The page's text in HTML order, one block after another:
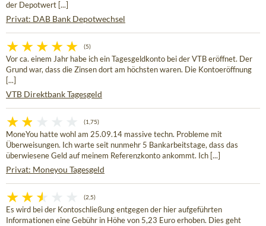
der Depotwert [...]
Privat: DAB Bank Depotwechsel
(5)
Vor ca. einem Jahr habe ich ein Tagesgeldkonto bei der VTB eröffnet. Der
Grund war, dass die Zinsen dort am höchsten waren. Die Kontoeröffnung
[...]
VTB Direktbank Tagesgeld
(1,75)
MoneYou hatte wohl am 25.09.14 massive techn. Probleme mit
Überweisungen. Ich warte seit nunmehr 5 Bankarbeitstage, dass das
überwiesene Geld auf meinem Referenzkonto ankommt. Ich [...]
Privat: Moneyou Tagesgeld
(2,5)
Es wird bei der Kontoschließung entgegen der hier aufgeführten
Informationen eine Gebühr in Höhe von 5,23 Euro erhoben. Dies geht